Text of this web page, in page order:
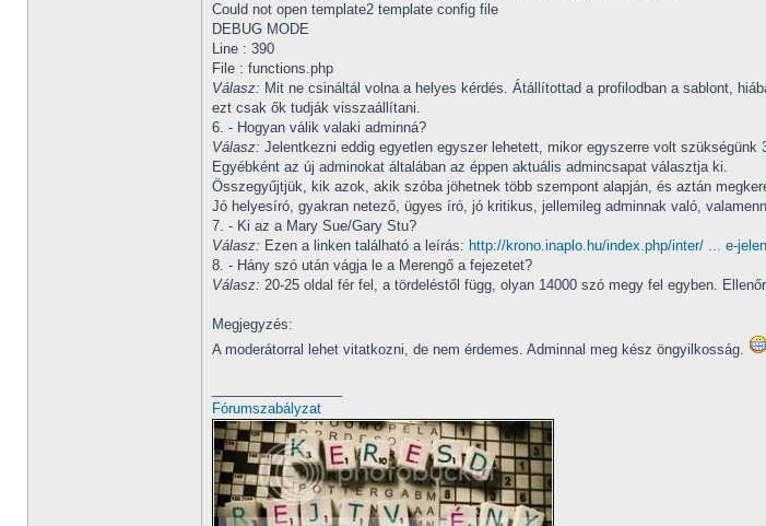
Could not open template2 template config file
DEBUG MODE
Line : 390
File : functions.php
Válasz: Mit ne csináltál volna a helyes kérdés. Átállítottad a profilodban a sablont,
ezt csak ők tudják visszaállítani.
6. - Hogyan válik valaki adminná?
Válasz: Jelentkezni eddig egyetlen egyszer lehetett, mikor egyszerre volt szükségünk
Egyébként az új adminokat általában az éppen aktuális admincsapat választja ki.
Összegyűjtjük, kik azok, akik szóba jöhetnek több szempont alapján, és aztán
Jó helyesíró, gyakran netező, ügyes író, jó kritikus, jellemileg adminnak való,
7. - Ki az a Mary Sue/Gary Stu?
Válasz: Ezen a linken található a leírás: http://krono.inaplo.hu/index.php/inter/ ... e-
8. - Hány szó után vágja le a Merengő a fejezetet?
Válasz: 20-25 oldal fér fel, a tördeléstől függ, olyan 14000 szó megy fel egyben.
Megjegyzés:
A moderátorral lehet vitatkozni, de nem érdemes. Adminnal meg kész öngyilkosság.
Fórumszabályzat